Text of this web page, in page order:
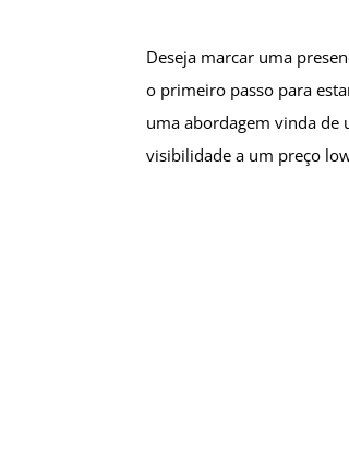
Deseja marcar uma
o primeiro passo para
uma abordagem vinda de
visibilidade a um preço